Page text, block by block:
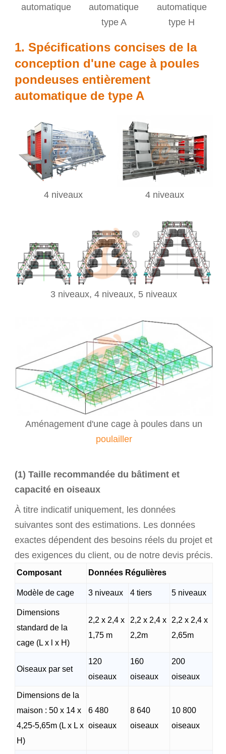
automatique
automatique
type A
automatique
type H
1. Spécifications concises de la
conception d'une cage à poules
pondeuses entièrement
automatique de type A
4 niveaux 4 niveaux
3 niveaux,4 niveaux, 5 niveaux
Aménagement d'une cage à poules dans un
poulailler
(1) Taille recommandée du bâtiment et
capacité en oiseaux
À titre indicatif uniquement, les données
suivantes sont des estimations. Les données
exactes dépendent des besoins réels du projet et
des exigences du client, ou de notre devis précis.
Composant Données Régulières
Modèle de cage 3 niveaux 4 tiers 5 niveaux
Dimensions
standard de la
cage (L x l x H)
2,2 x 2,4 x
1,75 m
2,2 x 2,4 x
2,2m
2,2 x 2,4 x
2,65m
Oiseaux par set
120
oiseaux
160
oiseaux
200
oiseaux
Dimensions de la
maison : 50 x 14 x
4,25-5,65m (L x L x
H)
6 480
oiseaux
8 640
oiseaux
10 800
oiseaux